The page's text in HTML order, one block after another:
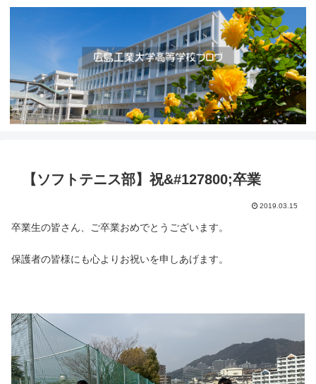
【ソフトテニス部】祝&#127800;卒業
2019.03.15
卒業生の皆さん、ご卒業おめでとうございます。
保護者の皆様にも心よりお祝いを申しあげます。